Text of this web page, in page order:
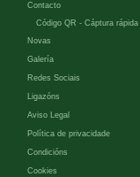
Contacto
Código QR - Cáptura rápida
Novas
Galería
Redes Sociais
Ligazóns
Aviso Legal
Política de privacidade
Condicións
Cookies